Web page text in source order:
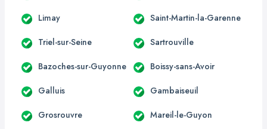
Limay Saint-Martin-la-Garenne
Triel-sur-Seine Sartrouville
Bazoches-sur-Guyonne Boissy-sans-Avoir
Galluis Gambaiseuil
Grosrouvre Mareil-le-Guyon